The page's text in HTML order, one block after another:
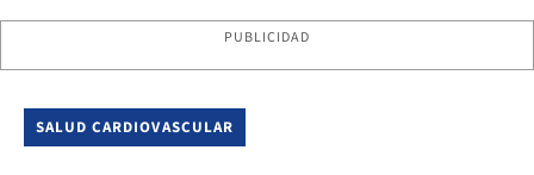
PUBLICIDAD
SALUD CARDIOVASCULAR